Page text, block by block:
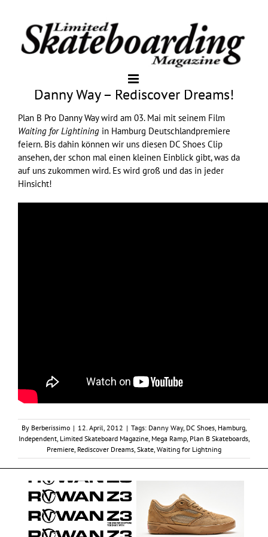
Danny Way – Rediscover Dreams!
Plan B Pro Danny Way wird am 03. Mai mit seinem Film
Waiting for Lightining in Hamburg Deutschlandpremiere
feiern. Bis dahin können wir uns diesen DC Shoes Clip
ansehen, der schon mal einen kleinen Einblick gibt, was da
auf uns zukommen wird. Es wird groß und das in jeder
Hinsicht!
By Berberissimo | 12. April, 2012 | Tags: Danny Way, DC Shoes, Hamburg,
Independent, Limited Skateboard Magazine, Mega Ramp, Plan B Skateboards,
Premiere Rediscover Dreams Skate Waiting for Lightning